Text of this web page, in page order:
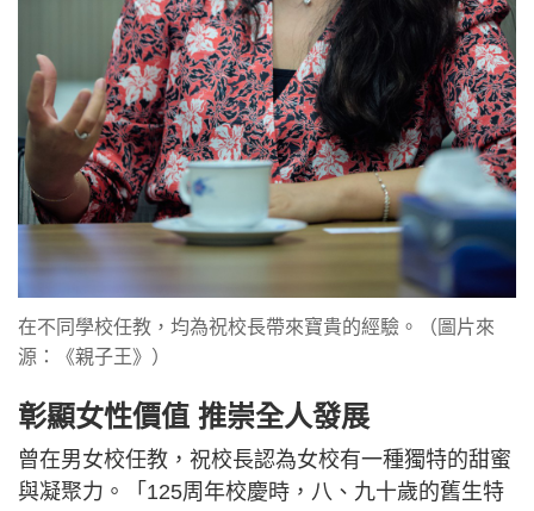
在不同學校任教，均為祝校長帶來寶貴的經驗。（圖片來
源：《親子王》）
彰顯女性價值 推崇全人發展
曾在男女校任教，祝校長認為女校有一種獨特的甜蜜
與凝聚力。「125周年校慶時，八、九十歲的舊生特